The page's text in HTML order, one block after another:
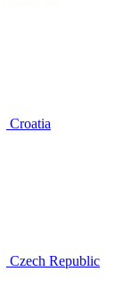
Croatia
Czech Republic